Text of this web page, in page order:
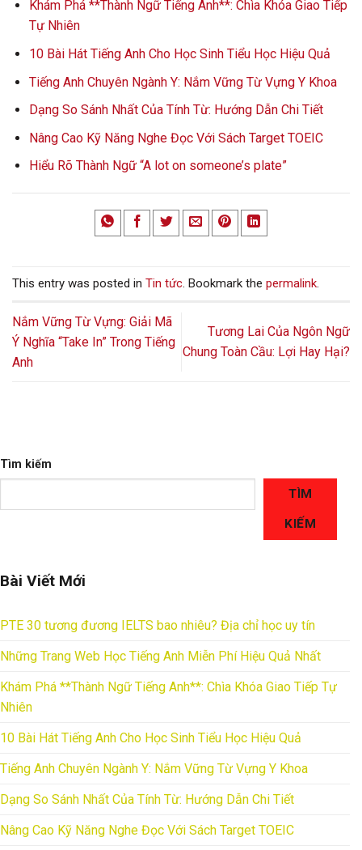
Khám Phá **Thành Ngữ Tiếng Anh**: Chìa Khóa Giao Tiếp
Tự Nhiên
10 Bài Hát Tiếng Anh Cho Học Sinh Tiểu Học Hiệu Quả
Tiếng Anh Chuyên Ngành Y: Nắm Vững Từ Vựng Y Khoa
Dạng So Sánh Nhất Của Tính Từ: Hướng Dẫn Chi Tiết
Nâng Cao Kỹ Năng Nghe Đọc Với Sách Target TOEIC
Hiểu Rõ Thành Ngữ “A lot on someone’s plate”
This entry was posted in Tin tức. Bookmark the permalink.
Nắm Vững Từ Vựng: Giải Mã
Ý Nghĩa “Take In” Trong Tiếng
Anh
Tương Lai Của Ngôn Ngữ
Chung Toàn Cầu: Lợi Hay Hại?
Tìm kiếm
TÌM
KIẾM
Bài Viết Mới
PTE 30 tương đương IELTS bao nhiêu? Địa chỉ học uy tín
Những Trang Web Học Tiếng Anh Miễn Phí Hiệu Quả Nhất
Khám Phá **Thành Ngữ Tiếng Anh**: Chìa Khóa Giao Tiếp Tự
Nhiên
10 Bài Hát Tiếng Anh Cho Học Sinh Tiểu Học Hiệu Quả
Tiếng Anh Chuyên Ngành Y: Nắm Vững Từ Vựng Y Khoa
Dạng So Sánh Nhất Của Tính Từ: Hướng Dẫn Chi Tiết
Nâng Cao Kỹ Năng Nghe Đọc Với Sách Target TOEIC